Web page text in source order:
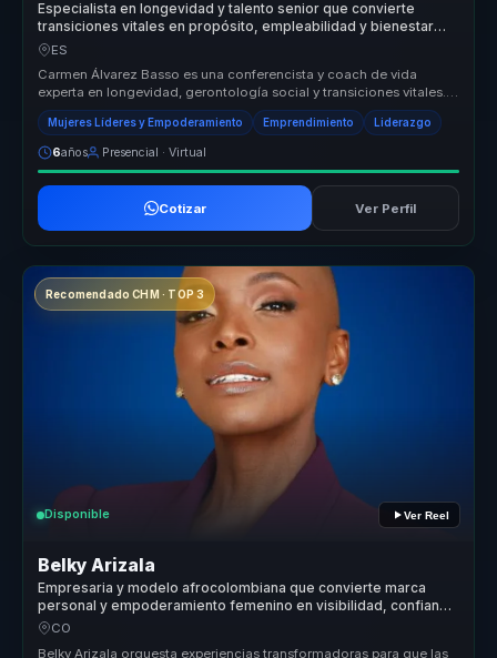
Especialista en longevidad y talento senior que convierte
transiciones vitales en propósito, empleabilidad y bienestar
para profesionales y organizaciones.
ES
Carmen Álvarez Basso es una conferencista y coach de vida
experta en longevidad, gerontología social y transiciones vitales.
Ayuda a las ...
Mujeres Líderes y Empoderamiento Emprendimiento Liderazgo
6años Presencial · Virtual
Cotizar Ver Perfil
Recomendado CHM · TOP 3
Disponible Ver Reel
Belky Arizala
Empresaria y modelo afrocolombiana que convierte marca
personal y empoderamiento femenino en visibilidad, confianza
y acción para mujeres líderes.
CO
Belky Arizala orquesta experiencias transformadoras para que las